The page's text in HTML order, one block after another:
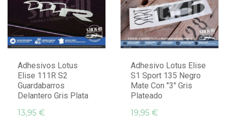
Adhesivos Lotus
Elise 111R S2
Guardabarros
Delantero Gris Plata
13,95 €
Adhesivo Lotus Elise
S1 Sport 135 Negro
Mate Con "3" Gris
Plateado
19,95 €